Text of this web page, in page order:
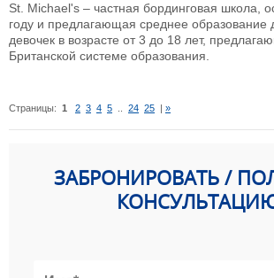
St. Michael's – частная бординговая школа,
году и предлагающая среднее образование
девочек в возрасте от 3 до 18 лет,
Британской системе образования.
Страницы: 1 2 3 4 5 24 25 »
ЗАБРОНИРОВАТЬ /